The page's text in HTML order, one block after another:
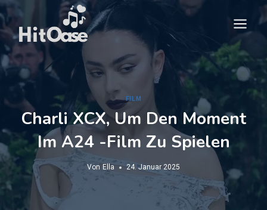
Zum
springen
FILM
Charli XCX, Um Den Moment
Im A24 -Film Zu Spielen
Von Ella 24. Januar 2025